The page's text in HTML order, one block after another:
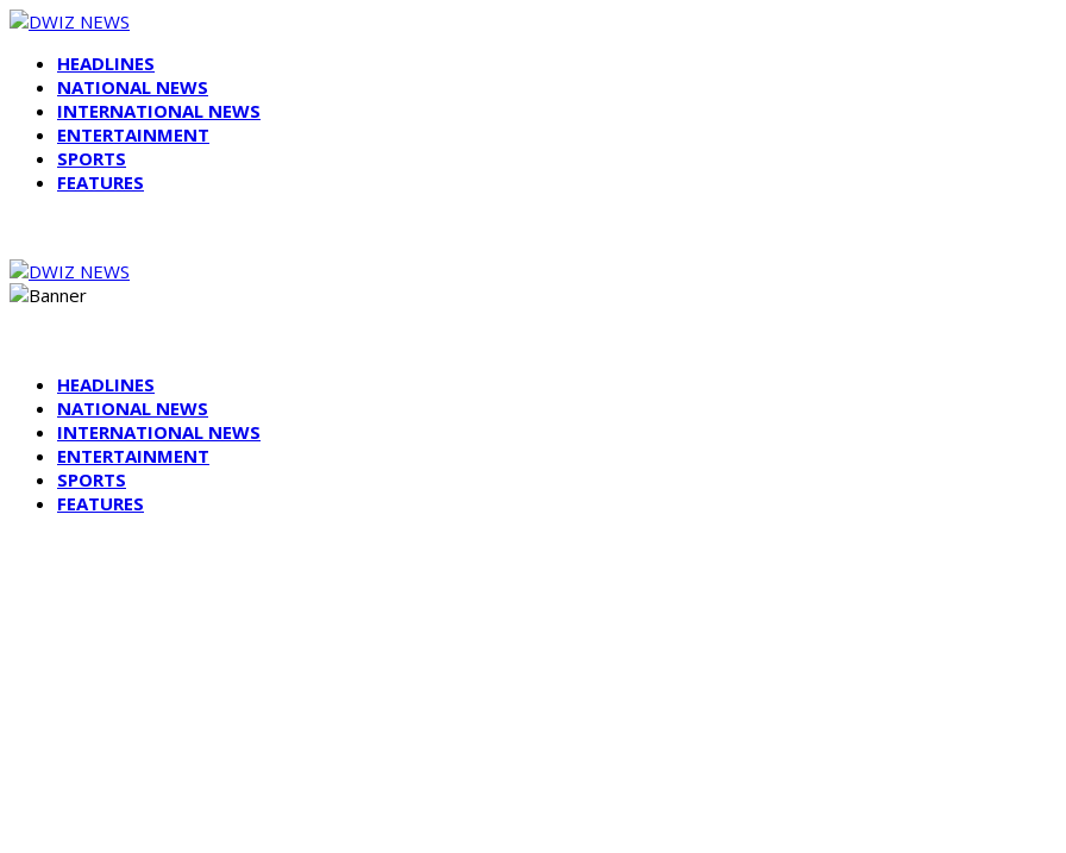
HEADLINES
NATIONAL NEWS
INTERNATIONAL NEWS
ENTERTAINMENT
SPORTS
FEATURES
HEADLINES
NATIONAL NEWS
INTERNATIONAL NEWS
ENTERTAINMENT
SPORTS
FEATURES